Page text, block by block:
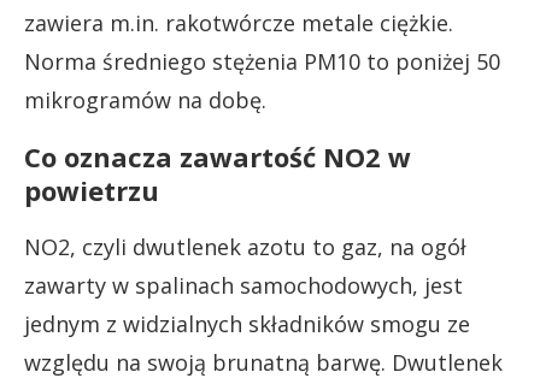
zawiera m.in. rakotwórcze metale ciężkie.
Norma średniego stężenia PM10 to poniżej 50
mikrogramów na dobę.
Co oznacza zawartość NO2 w
powietrzu
NO2, czyli dwutlenek azotu to gaz, na ogół
zawarty w spalinach samochodowych, jest
jednym z widzialnych składników smogu ze
względu na swoją brunatną barwę. Dwutlenek